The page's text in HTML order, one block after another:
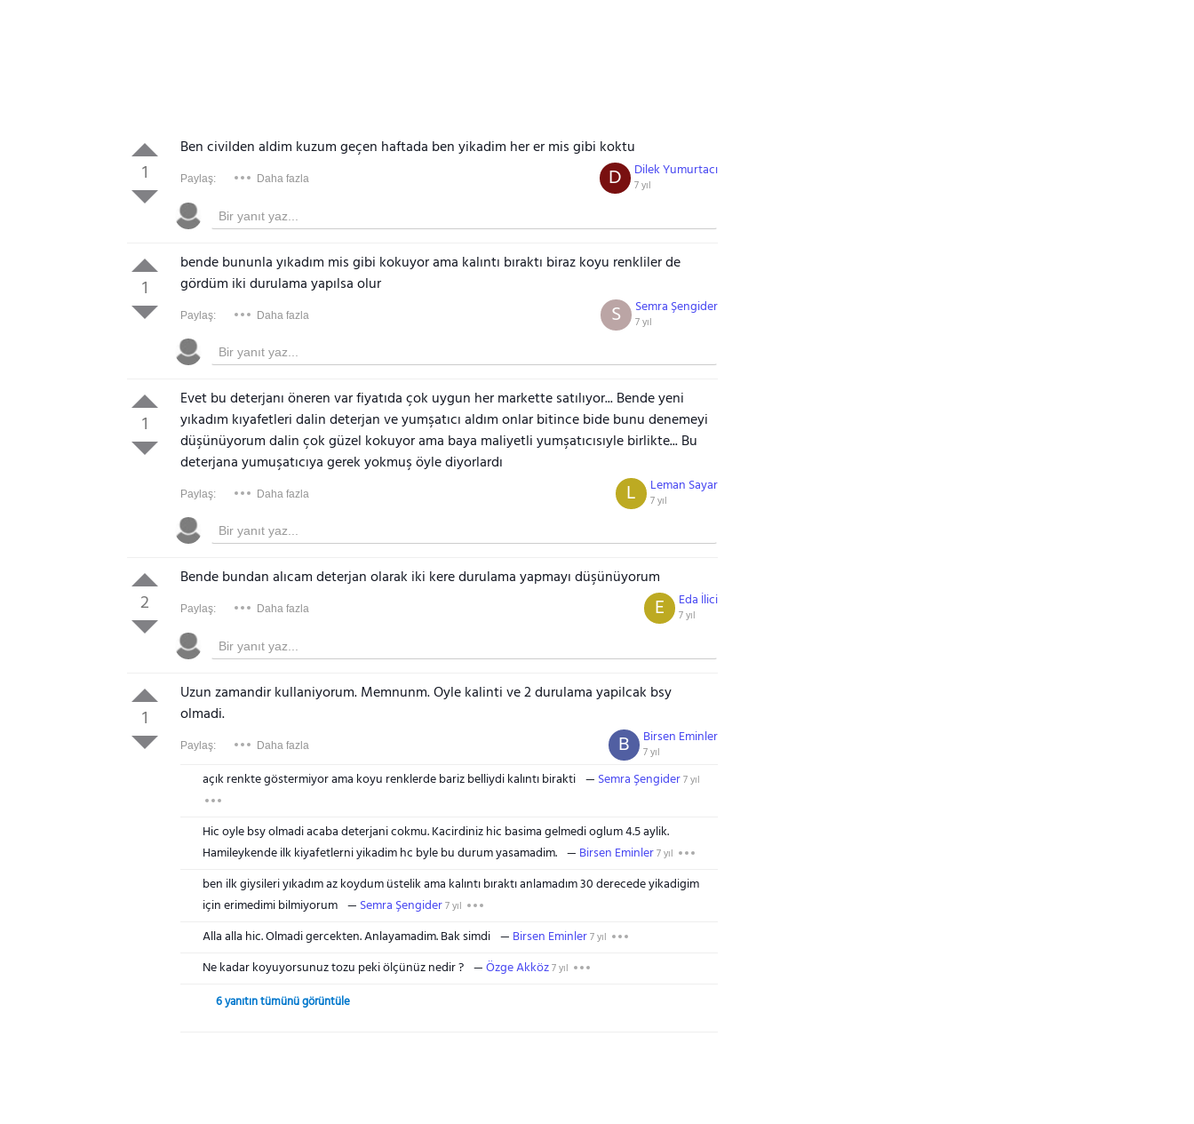
1
Ben civilden aldim kuzum geçen haftada ben yikadim her er mis gibi koktu
Paylaş: Daha fazla Dilek Yumurtacı
7 yıl
D
1
bende bununla yıkadım mis gibi kokuyor ama kalıntı bıraktı biraz koyu renkliler de
gördüm iki durulama yapılsa olur
Paylaş: Daha fazla Semra Şengider
7 yıl
S
1
Evet bu deterjanı öneren var fiyatıda çok uygun her markette satılıyor... Bende yeni
yıkadım kıyafetleri dalin deterjan ve yumşatıcı aldım onlar bitince bide bunu denemeyi
düşünüyorum dalin çok güzel kokuyor ama baya maliyetli yumşatıcısıyle birlikte... Bu
deterjana yumuşatıcıya gerek yokmuş öyle diyorlardı
Paylaş: Daha fazla Leman Sayar
7 yıl
L
2
Bende bundan alıcam deterjan olarak iki kere durulama yapmayı düşünüyorum
Paylaş: Daha fazla Eda İlici
7 yıl
E
1
Uzun zamandir kullaniyorum. Memnunm. Oyle kalinti ve 2 durulama yapilcak bsy
olmadi.
Paylaş: Daha fazla Birsen Eminler
7 yıl
B
açık renkte göstermiyor ama koyu renklerde bariz belliydi kalıntı birakti Semra Şengider7 yıl
Hic oyle bsy olmadi acaba deterjani cokmu. Kacirdiniz hic basima gelmedi oglum 4.5 aylik.
Hamileykende ilk kiyafetlerni yikadim hc byle bu durum yasamadim.
Birsen Eminler7 yıl
ben ilk giysileri yıkadım az koydum üstelik ama kalıntı bıraktı anlamadım 30 derecede yikadigim
için erimedimi bilmiyorum
Semra Şengider7 yıl
Alla alla hic. Olmadi gercekten. Anlayamadim. Bak simdi Birsen Eminler7 yıl
Ne kadar koyuyorsunuz tozu peki ölçünüz nedir ? Özge Akköz7 yıl
6 yanıtın tümünü görüntüle